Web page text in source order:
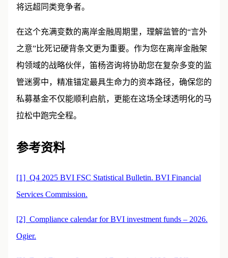
在这个充满变数的离岸金融周期里，理解监管的“言外
之意”比死记硬背条文更为重要。作为您在离岸金融架
构领域的战略伙伴，笛杨咨询将协助您在复杂多变的监
管迷雾中，精准锚定最具生命力的资本路径，确保您的
私募基金不仅能顺利启航，更能在这场全球透明化的马